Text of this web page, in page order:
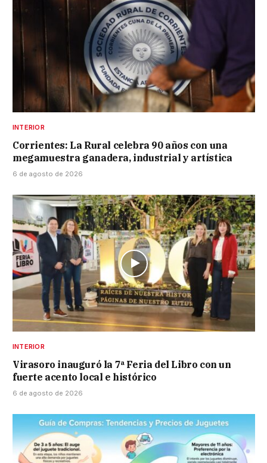
INTERIOR
Corrientes: La Rural celebra 90 años con una
megamuestra ganadera, industrial y artística
6 de agosto de 2026
INTERIOR
Virasoro inauguró la 7ª Feria del Libro con un
fuerte acento local e histórico
6 de agosto de 2026